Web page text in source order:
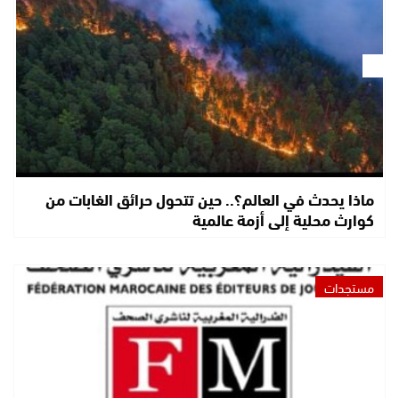
ماذا يحدث في العالم؟.. حين تتحول حرائق الغابات من
كوارث محلية إلى أزمة عالمية
مستجدات